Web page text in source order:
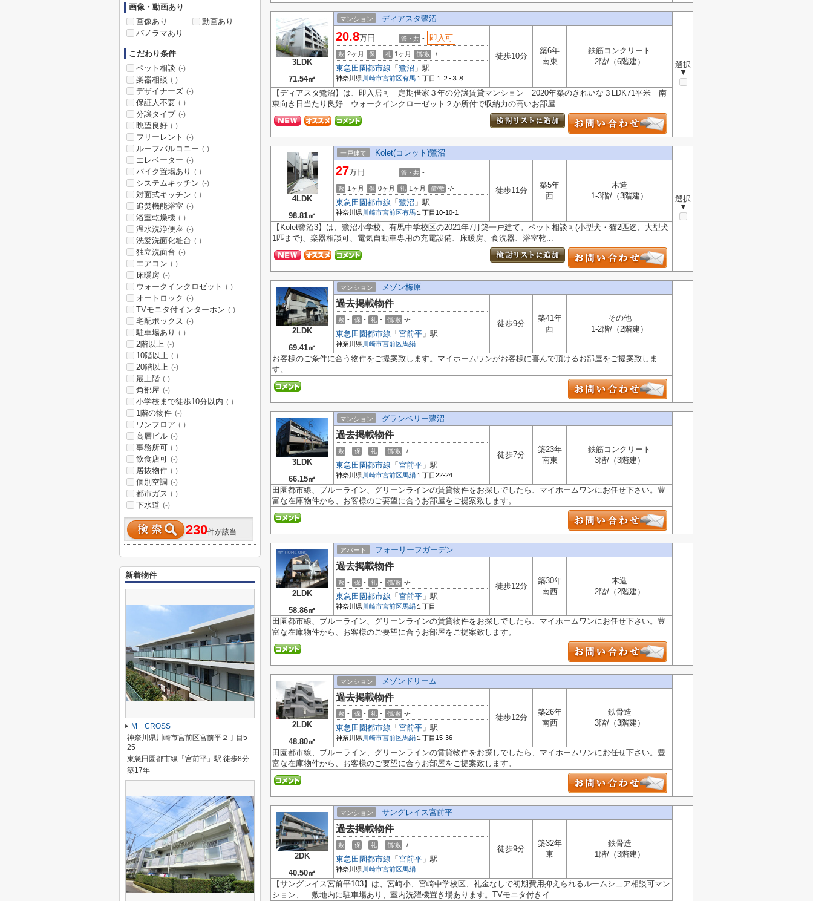
3LDK
71.54㎡
マンション ディアスタ鷺沼
選択
▼
20.8万円 管・共 - 即入可
敷 2ヶ月 保 - 礼 1ヶ月 償/敷 -/-
東急田園都市線 「 鷺沼 」駅
神奈川県川崎市宮前区有馬 １丁目１２-３８
徒歩10分
築6年
南東
鉄筋コンクリート
2階/（6階建）
【ディアスタ鷺沼】は、即入居可 定期借家３年の分譲賃貸マンション 2020年築のきれいな３LDK71平米 南
東向き日当たり良好 ウォークインクローゼット２か所付で収納力の高いお部屋...
4LDK
98.81㎡
一戸建て Kolet(コレット)鷺沼
選択
▼
27万円 管・共 -
敷 1ヶ月 保 0ヶ月 礼 1ヶ月 償/敷 -/-
東急田園都市線 「 鷺沼 」駅
神奈川県川崎市宮前区有馬 １丁目10-10-1
徒歩11分
築5年
西
木造
1-3階/（3階建）
【Kolet鷺沼3】は、鷺沼小学校、有馬中学校区の2021年7月築一戸建て。ペット相談可(小型犬・猫2匹迄、大型犬
1匹まで)、楽器相談可、電気自動車専用の充電設備、床暖房、食洗器、浴室乾...
2LDK
69.41㎡
マンション メゾン梅原
過去掲載物件
敷 - 保 - 礼 - 償/敷 -/-
東急田園都市線 「 宮前平 」駅
神奈川県川崎市宮前区 馬絹
徒歩9分
築41年
西
その他
1-2階/（2階建）
お客様のご条件に合う物件をご提案致します。マイホームワンがお客様に喜んで頂けるお部屋をご提案致しま
す。
3LDK
66.15㎡
マンション グランベリー鷺沼
過去掲載物件
敷 - 保 - 礼 - 償/敷 -/-
東急田園都市線 「 宮前平 」駅
神奈川県川崎市宮前区 馬絹 １丁目22-24
徒歩7分
築23年
南東
鉄筋コンクリート
3階/（3階建）
田園都市線、ブルーライン、グリーンラインの賃貸物件をお探しでしたら、マイホームワンにお任せ下さい。豊
富な在庫物件から、お客様のご要望に合うお部屋をご提案致します。
2LDK
58.86㎡
アパート フォーリーフガーデン
過去掲載物件
敷 - 保 - 礼 - 償/敷 -/-
東急田園都市線 「 宮前平 」駅
神奈川県川崎市宮前区 馬絹 １丁目
徒歩12分
築30年
南西
木造
2階/（2階建）
田園都市線、ブルーライン、グリーンラインの賃貸物件をお探しでしたら、マイホームワンにお任せ下さい。豊
富な在庫物件から、お客様のご要望に合うお部屋をご提案致します。
2LDK
48.80㎡
マンション メゾンドリーム
過去掲載物件
敷 - 保 - 礼 - 償/敷 -/-
東急田園都市線 「 宮前平 」駅
神奈川県川崎市宮前区 馬絹 １丁目15-36
徒歩12分
築26年
南西
鉄骨造
3階/（3階建）
田園都市線、ブルーライン、グリーンラインの賃貸物件をお探しでしたら、マイホームワンにお任せ下さい。豊
富な在庫物件から、お客様のご要望に合うお部屋をご提案致します。
2DK
40.50㎡
マンション サングレイス宮前平
過去掲載物件
敷 - 保 - 礼 - 償/敷 -/-
東急田園都市線 「 宮前平 」駅
神奈川県川崎市宮前区 馬絹
徒歩9分
築32年
東
鉄骨造
1階/（3階建）
【サングレイス宮前平103】は、宮崎小、宮崎中学校区、礼金なしで初期費用抑えられるルームシェア相談可マン
ション、 敷地内に駐車場あり、室内洗濯機置き場あります。TVモニタ付きイ...
画像・動画あり
画像あり
動画あり
パノラマあり
こだわり条件
ペット相談 (-)
楽器相談 (-)
デザイナーズ (-)
保証人不要 (-)
分譲タイプ (-)
眺望良好 (-)
フリーレント (-)
ルーフバルコニー (-)
エレベーター (-)
バイク置場あり (-)
システムキッチン (-)
対面式キッチン (-)
追焚機能浴室 (-)
浴室乾燥機 (-)
温水洗浄便座 (-)
洗髪洗面化粧台 (-)
独立洗面台 (-)
エアコン (-)
床暖房 (-)
ウォークインクロゼット (-)
オートロック (-)
TVモニタ付インターホン (-)
宅配ボックス (-)
駐車場あり (-)
2階以上 (-)
10階以上 (-)
20階以上 (-)
最上階 (-)
角部屋 (-)
小学校まで徒歩10分以内 (-)
1階の物件 (-)
ワンフロア (-)
高層ビル (-)
事務所可 (-)
飲食店可 (-)
居抜物件 (-)
個別空調 (-)
都市ガス (-)
下水道 (-)
230件が該当
新着物件
M CROSS
神奈川県川崎市宮前区宮前平２丁目5-
25
東急田園都市線「宮前平」駅 徒歩8分
築17年